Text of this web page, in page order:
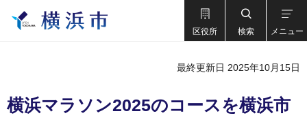
区役所 検索 メニュー
最終更新日 2025年10月15日
横浜マラソン2025のコースを横浜市